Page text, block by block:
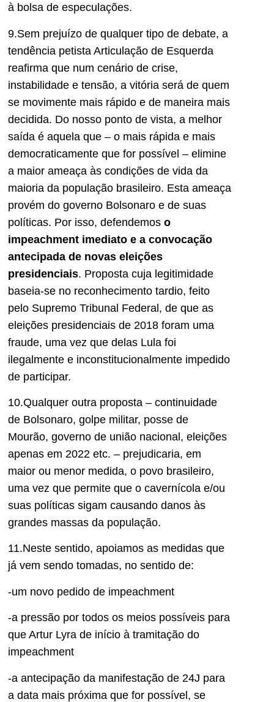
à bolsa de especulações.
9.Sem prejuízo de qualquer tipo de debate, a
tendência petista Articulação de Esquerda
reafirma que num cenário de crise,
instabilidade e tensão, a vitória será de quem
se movimente mais rápido e de maneira mais
decidida. Do nosso ponto de vista, a melhor
saída é aquela que – o mais rápida e mais
democraticamente que for possível – elimine
a maior ameaça às condições de vida da
maioria da população brasileiro. Esta ameaça
provém do governo Bolsonaro e de suas
políticas. Por isso, defendemos o
impeachment imediato e a convocação
antecipada de novas eleições
presidenciais. Proposta cuja legitimidade
baseia-se no reconhecimento tardio, feito
pelo Supremo Tribunal Federal, de que as
eleições presidenciais de 2018 foram uma
fraude, uma vez que delas Lula foi
ilegalmente e inconstitucionalmente impedido
de participar.
10.Qualquer outra proposta – continuidade
de Bolsonaro, golpe militar, posse de
Mourão, governo de união nacional, eleições
apenas em 2022 etc. – prejudicaria, em
maior ou menor medida, o povo brasileiro,
uma vez que permite que o cavernícola e/ou
suas políticas sigam causando danos às
grandes massas da população.
11.Neste sentido, apoiamos as medidas que
já vem sendo tomadas, no sentido de:
-um novo pedido de impeachment
-a pressão por todos os meios possíveis para
que Artur Lyra de início à tramitação do
impeachment
-a antecipação da manifestação de 24J para
a data mais próxima que for possível, se